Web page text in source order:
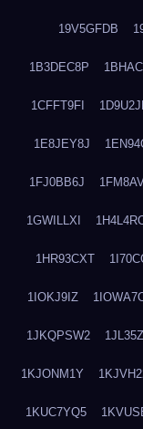
19V5GFDB
1B3DEC8P
1CFFT9FI
1E8JEY8J
1FJ0BB6J
1GWILLXI
1HR93CXT
1IOKJ9IZ
1JKQPSW2
1KJONM1Y
1KUC7YQ5